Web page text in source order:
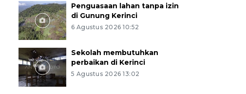
Penguasaan lahan tanpa izin
di Gunung Kerinci
6 Agustus 2026 10:52
Sekolah membutuhkan
perbaikan di Kerinci
5 Agustus 2026 13:02